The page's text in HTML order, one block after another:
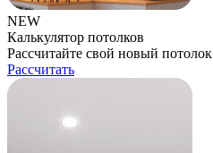
NEW
Калькулятор потолков
Рассчитайте свой новый потолок
Рассчитать